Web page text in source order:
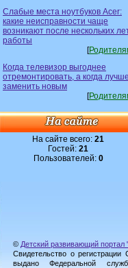
Слабые места ноутбуков Acer:
какие неисправности чаще
возникают после нескольких
работы
[
Когда телевизор выгоднее
отремонтировать, а когда лучше
заменить новым
[
На сайте всего:21
Гостей:21
Пользователей: 0
© Детский развивающий
Свидетельство о
выдано Федеральной